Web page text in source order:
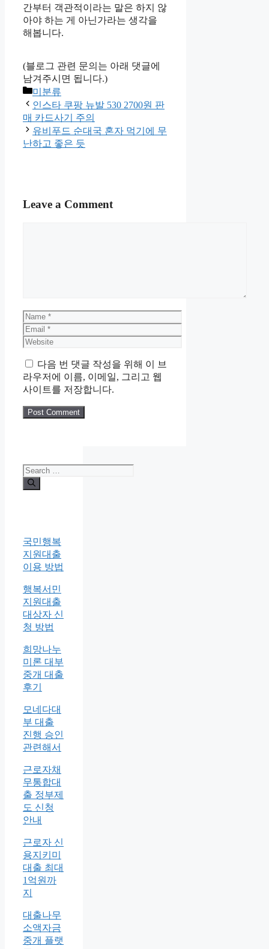
간부터 객관적이라는 말은 하지 않
아야 하는 게 아닌가라는 생각을
해봅니다.
(블로그 관련 문의는 아래 댓글에
남겨주시면 됩니다.)
Categories
미분류
인스타 쿠팡 뉴발 530 2700원 판
매 카드사기 주의
유비푸드 순대국 혼자 먹기에 무
난하고 좋은 듯
Leave a Comment
Name
Email
Website
다음 번 댓글 작성을 위해 이 브
라우저에 이름, 이메일, 그리고 웹
사이트를 저장합니다.
Search
for:
국민행복
지원대출
이용 방법
행복서민
지원대출
대상자 신
청 방법
희망나누
미론 대부
중개 대출
후기
모네다대
부 대출
진행 승인
관련해서
근로자채
무통합대
출 정부제
도 신청
안내
근로자 신
용지키미
대출 최대
1억원까
지
대출나무
소액자금
중개 플랫